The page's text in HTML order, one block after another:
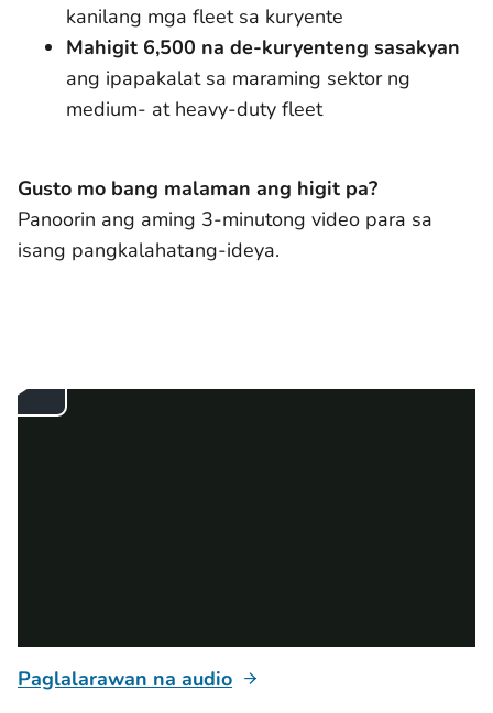
kanilang mga fleet sa kuryente
Mahigit 6,500 na de-kuryenteng sasakyan
ang ipapakalat sa maraming sektor ng
medium- at heavy-duty fleet
Gusto mo bang malaman ang higit pa?
Panoorin ang aming 3-minutong video para sa
isang pangkalahatang-ideya.
Paglalarawan na audio